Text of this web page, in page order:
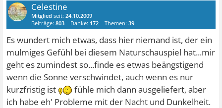
Celestine
Mitglied seit:24.10.2009
Beiträge:803 Danke: 172 Themen:39
Es wundert mich etwas, dass hier niemand ist, der ein
mulmiges Gefühl bei diesem Naturschauspiel hat...mir
geht es zumindest so...finde es etwas beängstigend
wenn die Sonne verschwindet, auch wenn es nur
kurzfristig ist
fühle mich dann ausgeliefert, aber
ich habe eh' Probleme mit der Nacht und Dunkelheit.